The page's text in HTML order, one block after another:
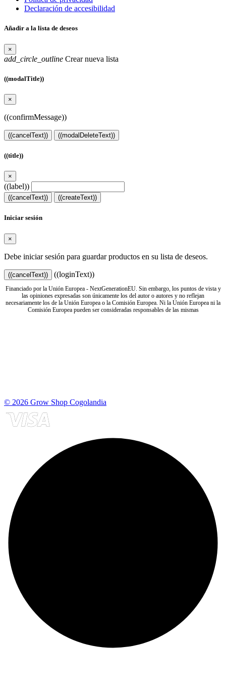
Declaración de accesibilidad
Añadir a la lista de deseos
×
add_circle_outline Crear nueva lista
((modalTitle))
×
((confirmMessage))
((cancelText)) ((modalDeleteText))
((title))
×
((label))
((cancelText)) ((createText))
Iniciar sesión
×
Debe iniciar sesión para guardar productos en su lista de deseos.
((cancelText)) ((loginText))
Financiado por la Unión Europea - NextGenerationEU. Sin embargo, los puntos de vista y
las opiniones expresadas son únicamente los del autor o autores y no reflejan
necesariamente los de la Unión Europea o la Comisión Europea. Ni la Unión Europea ni la
Comisión Europea pueden ser consideradas responsables de las mismas
© 2026 Grow Shop Cogolandia